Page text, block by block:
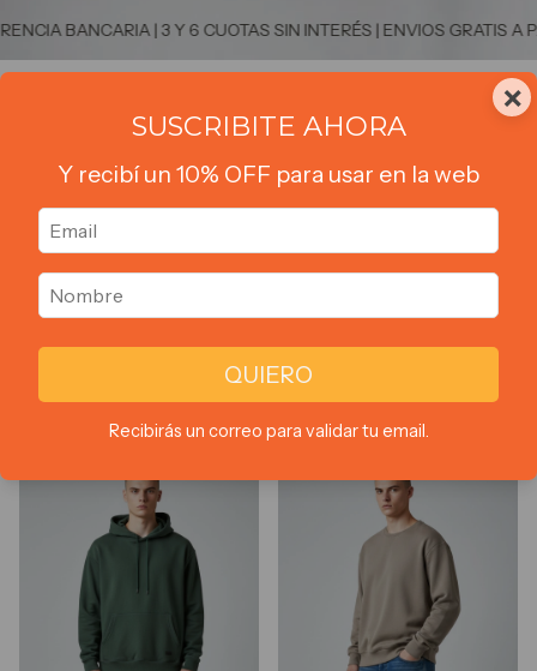
BANCARIA | 3 Y 6 CUOTAS SIN INTERÉS | ENVIOS GRATIS A
0
Rusticos 4 productos
Más vendidos
×
SUSCRIBITE AHORA
Y recibí un 10% OFF para usar en la web
QUIERO
Recibirás un correo para validar tu email.